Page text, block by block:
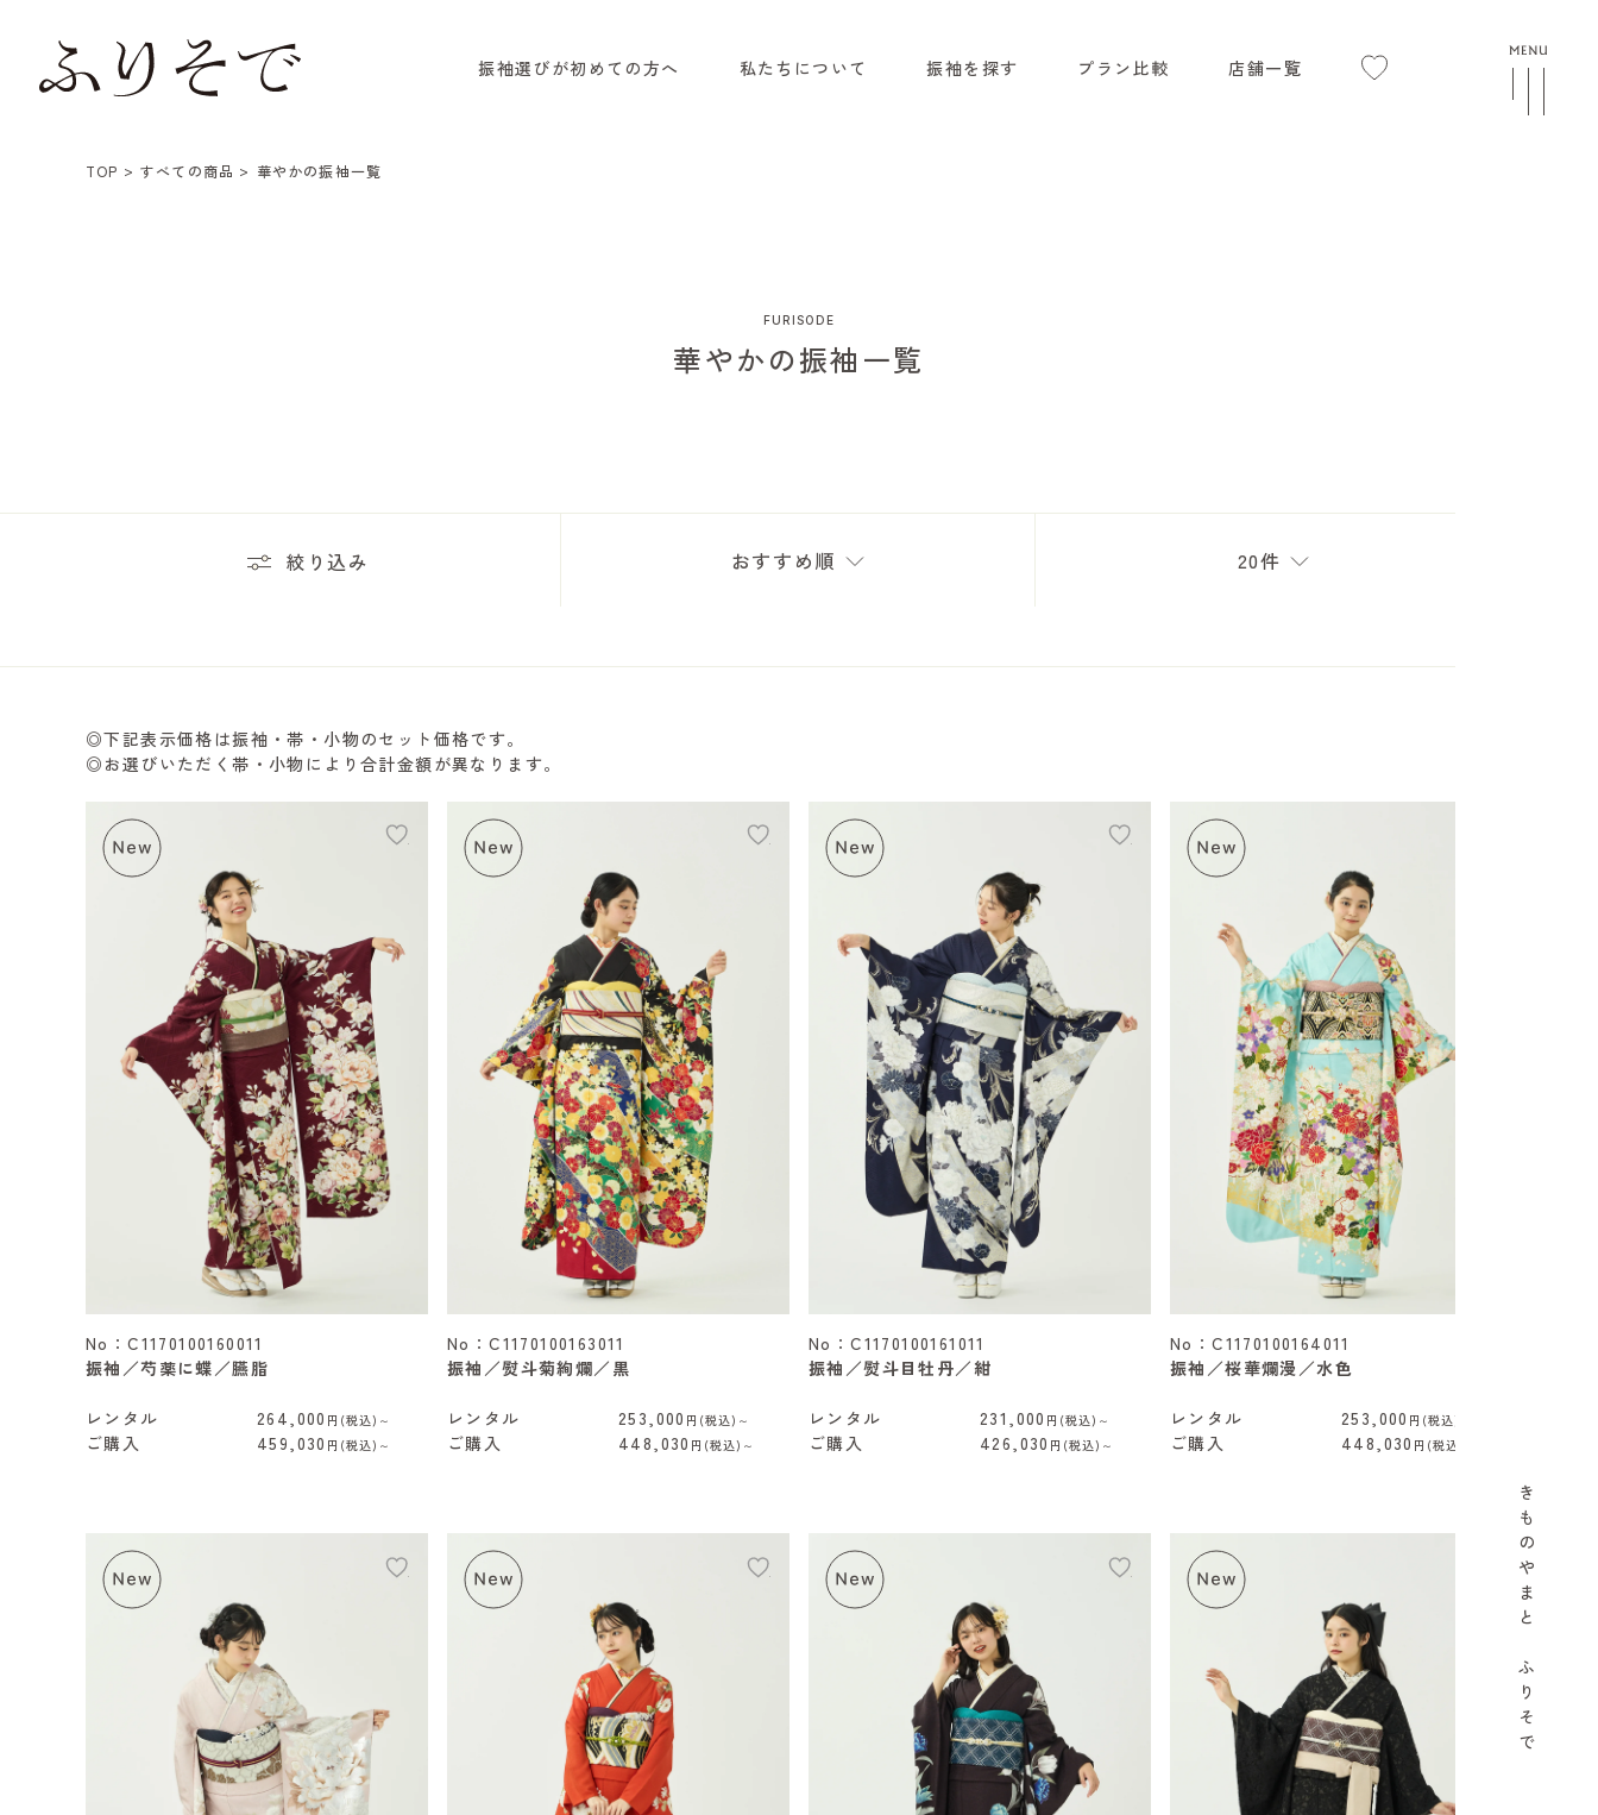
振袖選びが初めての方へ 私たちについて 振袖を探す プラン比較 店舗一覧
き
も
の
や
ま
と
ふ
り
そ
で
TOP すべての商品 華やかの振袖一覧
FURISODE
華やかの振袖一覧
絞り込み おすすめ順 20件
◎下記表示価格は振袖・帯・小物のセット価格です。
◎お選びいただく帯・小物により合計金額が異なります。
No：C1170100160011
振袖／芍薬に蝶／臙脂
レンタル 264,000 円(税込)～
ご購入 459,030 円(税込)～
No：C1170100163011
振袖／熨斗菊絢爛／黒
レンタル 253,000 円(税込)～
ご購入 448,030 円(税込)～
No：C1170100161011
振袖／熨斗目牡丹／紺
レンタル 231,000 円(税込)～
ご購入 426,030 円(税込)～
No：C1170100164011
振袖／桜華爛漫／水色
レンタル 253,000 円(税込)～
ご購入 448,030 円(税込)～
add